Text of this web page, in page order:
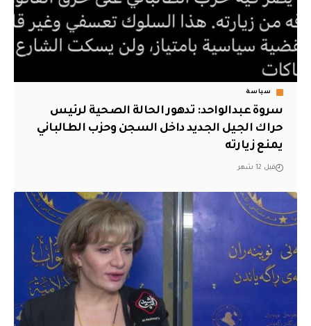
سياسة
سروة عبدالواحد: تدهور الحالة الصحية لرئيس
حراك الجيل الجديد داخل السجن وحزب الطالباني
يمنع زيارته
قبل 12 شهر